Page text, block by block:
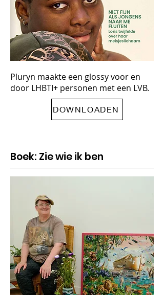
Pluryn maakte een glossy voor en
door LHBTI+ personen met een LVB.
DOWNLOADEN
Boek: Zie wie ik ben